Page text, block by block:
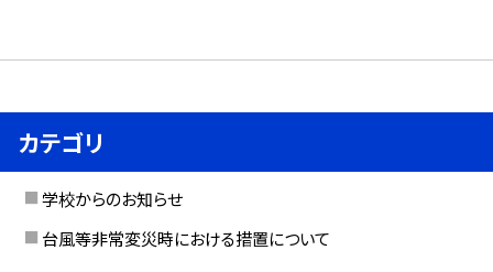
カテゴリ
学校からのお知らせ
台風等非常変災時における措置について